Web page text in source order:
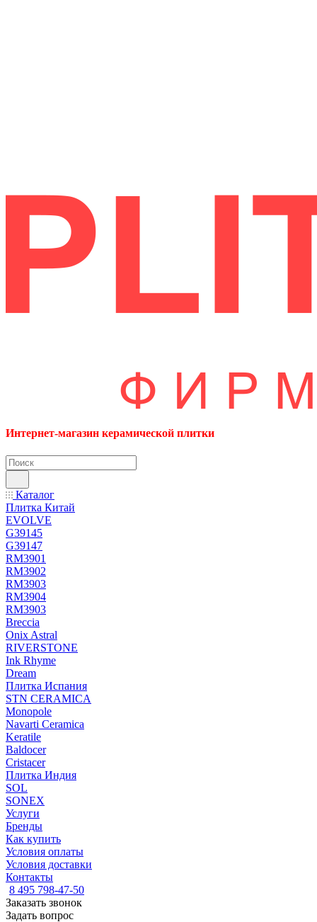
Интернет-магазин керамической плитки
Каталог
Плитка Китай
EVOLVE
G39145
G39147
RM3901
RM3902
RM3903
RM3904
RM3903
Breccia
Onix Astral
RIVERSTONE
Ink Rhyme
Dream
Плитка Испания
STN CERAMICA
Monopole
Navarti Ceramica
Keratile
Baldocer
Cristacer
Плитка Индия
SOL
SONEX
Услуги
Бренды
Как купить
Условия оплаты
Условия доставки
Контакты
8 495 798-47-50
Заказать звонок
Задать вопрос